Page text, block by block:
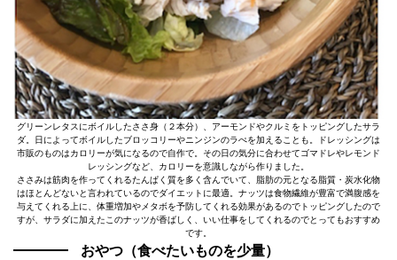
グリーンレタスにボイルしたささ身（２本分）、アーモンドやクルミをトッピングしたサラ
ダ。日によってボイルしたブロッコリーやニンジンのラぺを加えることも。ドレッシングは
市販のものはカロリーが気になるので自作で。その日の気分に合わせてゴマドレやレモンド
レッシングなど、カロリーを意識しながら作りました。
ささみは筋肉を作ってくれるたんぱく質を多く含んでいて、脂肪の元となる脂質・炭水化物
はほとんどないと言われているのでダイエットに最適。ナッツは食物繊維が豊富で満腹感を
与えてくれる上に、体重増加やメタボを予防してくれる効果があるのでトッピングしたので
すが、サラダに加えたこのナッツが香ばしく、いい仕事をしてくれるのでとってもおすすめ
です。
おやつ（食べたいものを少量）